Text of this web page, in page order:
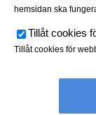
hemsidan ska
Tillåt cookies
Tillåt cookies för